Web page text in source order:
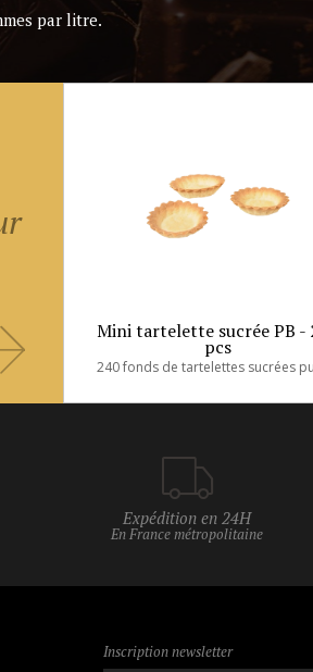
par litre.
Mini tartelette sucrée PB -
pcs
Expédition en 24H
En France métropolitaine
Inscription newsletter